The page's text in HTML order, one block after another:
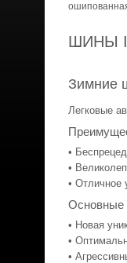
ШИНЫ
Зимние
Легковые
•
•
• Отличное
Основные
• Новая
•
•